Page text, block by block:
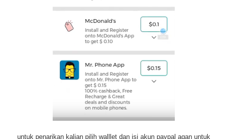
untuk penarikan kalian pilih walllet dan isi akun paypal agan untuk